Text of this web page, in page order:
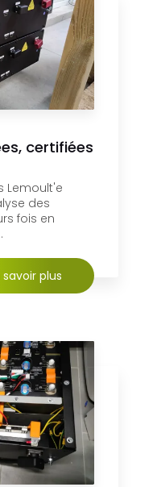
certifiées
Lemoult'e
des
fois en
savoir plus